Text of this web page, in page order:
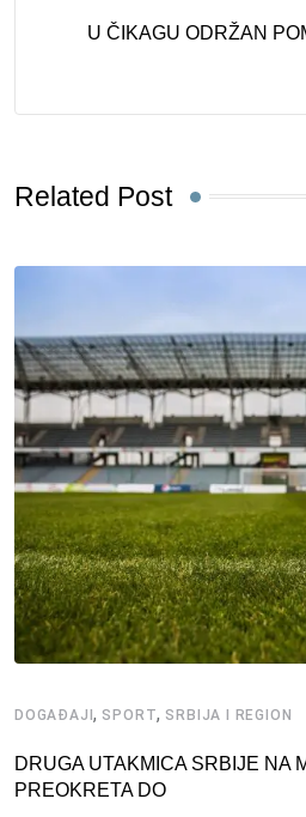
U ČIKAGU ODRŽAN
Related Post
DOGAĐAJI, SPORT, SRBIJA I REGION
DRUGA UTAKMICA SRBIJE NA
PREOKRETA DO